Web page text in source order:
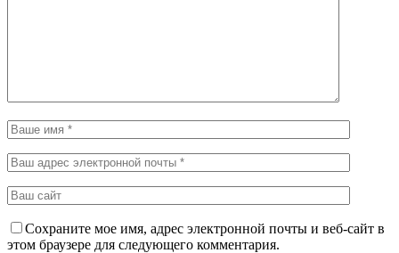
Сохраните мое имя, адрес электронной почты и веб-сайт в
этом браузере для следующего комментария.